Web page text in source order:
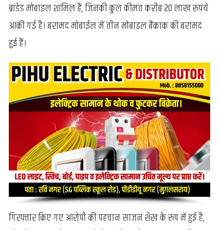
के
के
चोर
गिरफ्तार
ब्रांडेड मोबाइल शामिल हैं, जिनकी कुल कीमत करीब 20 लाख रुपये
आंकी गई है। बरामद मोबाईल में तीन मोबाइल बैंकाक की बरामद
हुई हैं।
गिरफ्तार किए गए आरोपी की पहचान साजन शेख के रूप में हुई है,